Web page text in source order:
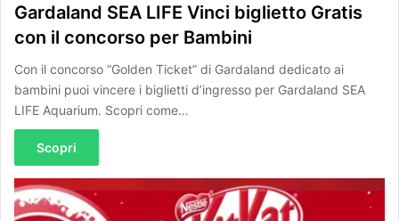
Gardaland SEA LIFE Vinci biglietto Gratis
con il concorso per Bambini
Con il concorso “Golden Ticket” di Gardaland dedicato ai
bambini puoi vincere i biglietti d’ingresso per Gardaland SEA
LIFE Aquarium. Scopri come…
Scopri